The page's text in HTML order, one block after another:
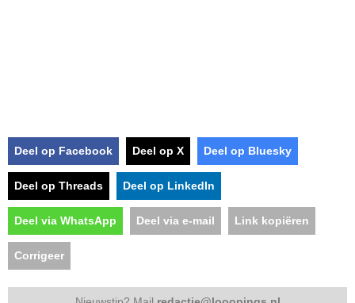
Deel op Facebook Deel op X Deel op Bluesky
Deel op Threads Deel op LinkedIn
Deel via WhatsApp Deel via e-mail Link kopiëren
Corrigeer